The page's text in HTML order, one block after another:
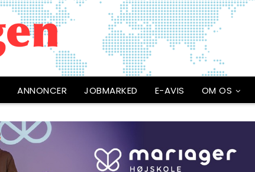
ANNONCER JOBMARKED E-AVIS OM OS